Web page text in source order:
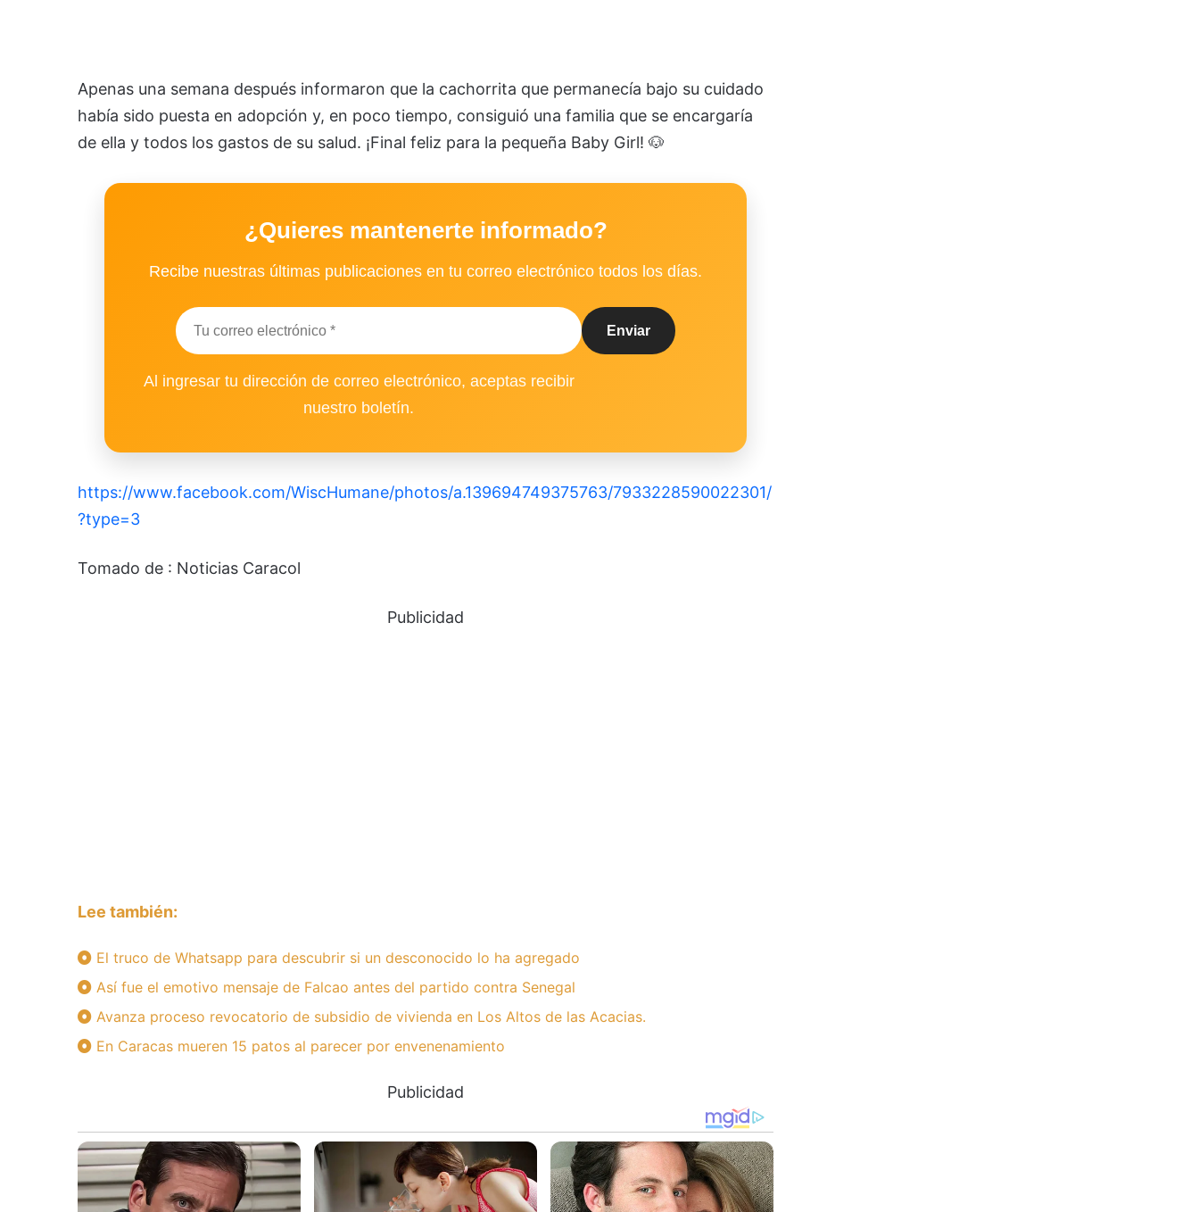
Apenas una semana después informaron que la cachorrita que permanecía bajo su cuidado
había sido puesta en adopción y, en poco tiempo, consiguió una familia que se encargaría
de ella y todos los gastos de su salud. ¡Final feliz para la pequeña Baby Girl! 🐶
¿Quieres mantenerte informado?
Recibe nuestras últimas publicaciones en tu correo electrónico todos los días.
Al ingresar tu dirección de correo electrónico, aceptas recibir
nuestro boletín.
https://www.facebook.com/WiscHumane/photos/a.139694749375763/7933228590022301/
?type=3
Tomado de : Noticias Caracol
Publicidad
Lee también:
El truco de Whatsapp para descubrir si un desconocido lo ha agregado
Así fue el emotivo mensaje de Falcao antes del partido contra Senegal
Avanza proceso revocatorio de subsidio de vivienda en Los Altos de las Acacias.
En Caracas mueren 15 patos al parecer por envenenamiento
Publicidad